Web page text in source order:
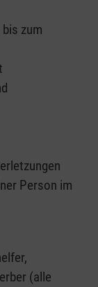
zum
Person im
(alle